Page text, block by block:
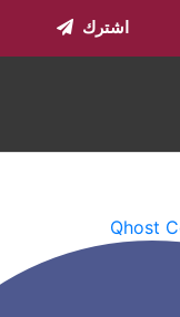
اشترك
Qhost